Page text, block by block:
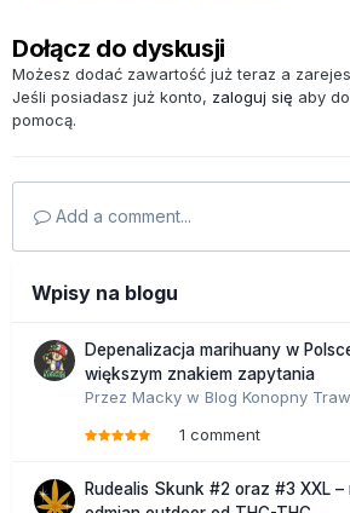
Dołącz do dyskusji
Możesz dodać zawartość już teraz a
Jeśli posiadasz już konto, zaloguj się aby
pomocą.
Add a comment...
Wpisy na blogu
Depenalizacja marihuany w
większym znakiem zapytania
Przez Macky w Blog Konopny
1 comment
Rudealis Skunk #2 oraz #3 XXL